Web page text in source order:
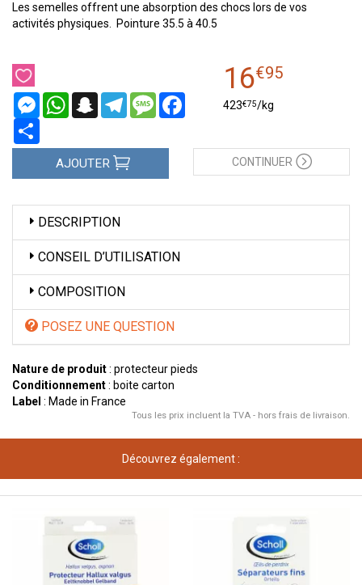
Les semelles offrent une absorption des chocs lors de vos
activités physiques. Pointure 35.5 à 40.5
MessengerWhatsAppSnapchatTelegramMessageFacebook
16€95
423€75/kg
AJOUTER CONTINUER
DESCRIPTION
CONSEIL D’UTILISATION
COMPOSITION
POSEZ UNE QUESTION
Nature de produit: protecteur pieds
Conditionnement: boite carton
Label : Made in France
Tous les prix incluent la TVA - hors frais de livraison.
Découvrez également :